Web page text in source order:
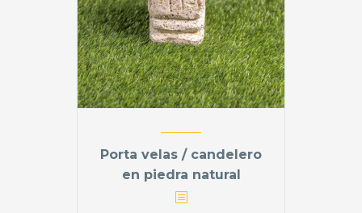
Porta velas / candelero
en piedra natural